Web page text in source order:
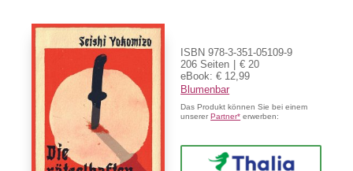
ISBN 978-3-351-05109-9
206 Seiten
€ 20
eBook: € 12,99
Blumenbar
Das Produkt können Sie bei einem
unsererPartner* erwerben:
Thalia